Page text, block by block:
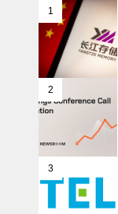
1
2
3